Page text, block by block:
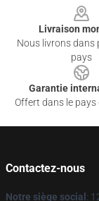
Livraison
Nous livrons dans
pays
Garantie
Offert dans le
Contactez-nous
Notre siège social :